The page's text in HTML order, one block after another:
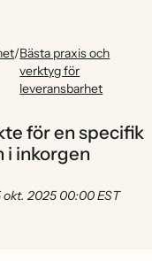
/Bästa praxis och
verktyg för
leveransbarhet
för en specifik
i inkorgen
okt. 2025 00:00 EST